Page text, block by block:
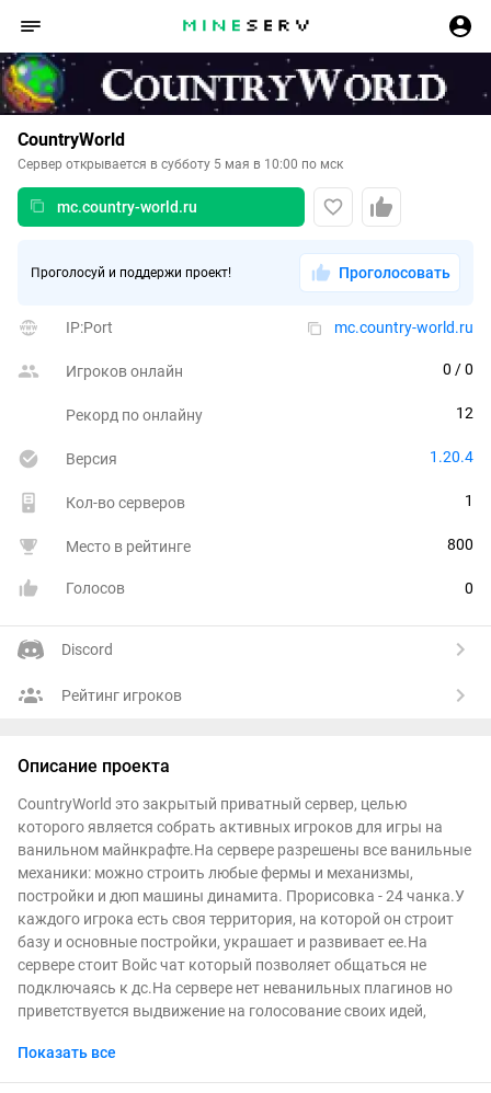
CountryWorld
Сервер открывается в субботу 5 мая в 10:00 по мск
mc.country-world.ru
Проголосуй и поддержи проект! Проголосовать
IP:Port mc.country-world.ru
Игроков онлайн 0 / 0
Рекорд по онлайну 12
Версия 1.20.4
Кол-во серверов 1
Место в рейтинге 800
Голосов 0
Discord
Рейтинг игроков
Описание проекта
CountryWorld это закрытый приватный сервер, целью
которого является собрать активных игроков для игры на
ванильном майнкрафте.На сервере разрешены все ванильные
механики: можно строить любые фермы и механизмы,
постройки и дюп машины динамита. Прорисовка - 24 чанка.У
каждого игрока есть своя территория, на которой он строит
базу и основные постройки, украшает и развивает ее.На
сервере стоит Войс чат который позволяет общаться не
подключаясь к дс.На сервере нет неванильных плагинов но
приветствуется выдвижение на голосование своих идей,
ванильность. Установлена экспериментальная торговля с
жителями. (это ванильное дополнение от разработчиков
Показать все